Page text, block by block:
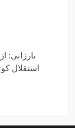
Reading
بارزانی:
استقلال